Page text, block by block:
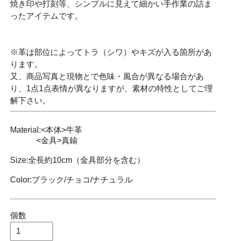
焼き印や打刻等、シンプルに見えて細かい手作業の詰ま
ったアイテムです。
※革は部位によってトラ（シワ）やキズが入る箇所があ
ります。
又、商品写真と現物とで色味・風合が異なる場合があ
り、1点1点表情が異なりますが、素材の特性としてご理
解下さい。
Material:<本体>牛革
<金具>真鍮
Size:全長約10cm（金具部分を含む）
Color:ブラック/チョコ/ナチュラル
個数